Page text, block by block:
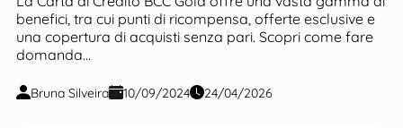
Imposte e Tasse
Notizie
benefici, tra cui punti di ricompensa, offerte esclusive e
una copertura di acquisti senza pari. Scopri come fare
domanda...
Bruna Silveira 10/09/2024 24/04/2026